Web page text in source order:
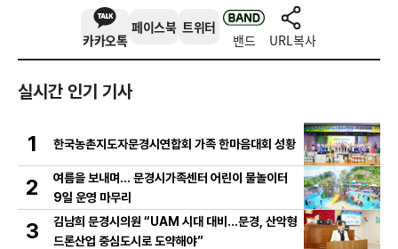
카카오톡
페이스북 트위터
밴드 URL복사
실시간 인기 기사
1 한국농촌지도자문경시연합회 가족 한마음대회 성황
2
여름을 보내며… 문경시가족센터 어린이 물놀이터
9일 운영 마무리
3
김남희 문경시의원 “UAM 시대 대비…문경, 산악형
드론산업 중심도시로 도약해야”